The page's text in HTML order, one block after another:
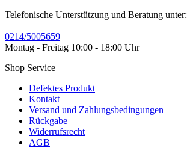
Telefonische Unterstützung und Beratung unter:
0214/5005659
Montag - Freitag 10:00 - 18:00 Uhr
Shop Service
Defektes Produkt
Kontakt
Versand und Zahlungsbedingungen
Rückgabe
Widerrufsrecht
AGB